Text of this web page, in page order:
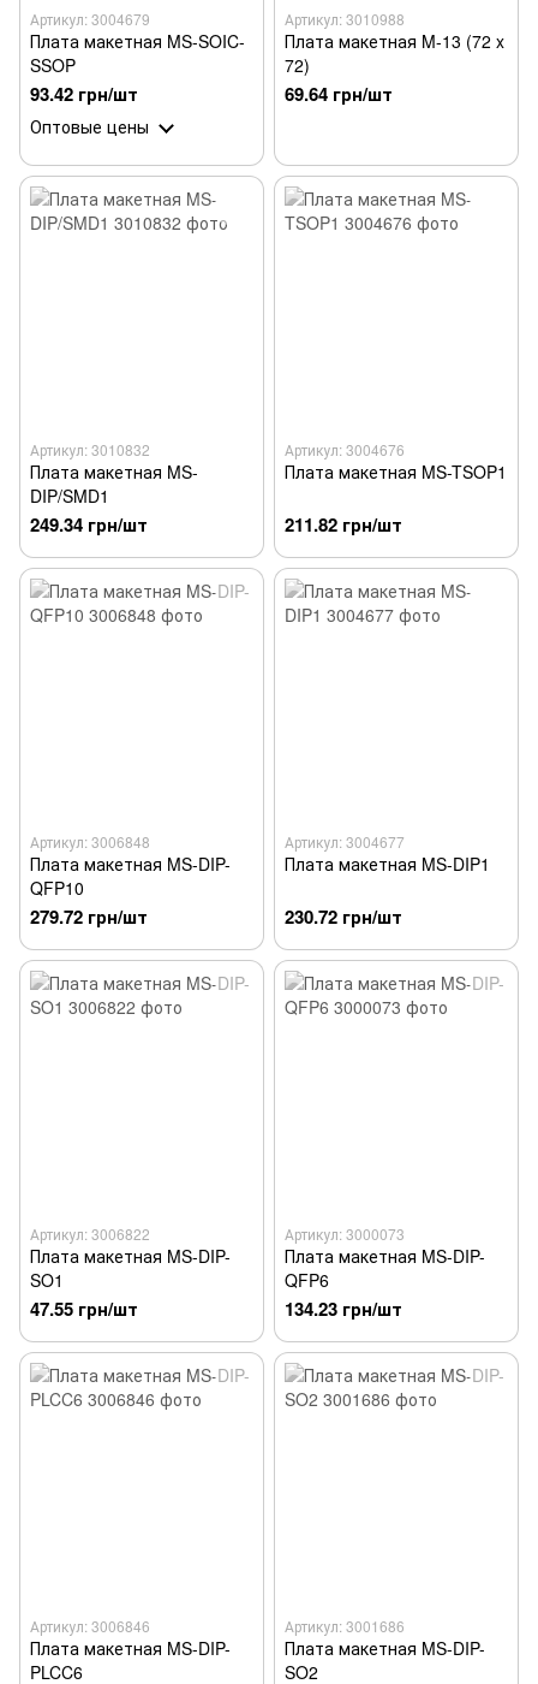
Артикул: 3004679
Плата макетная MS-SOIC-
SSOP
93.42 грн/шт
Оптовые цены
Артикул: 3010988
Плата макетная M-13 (72 x
72)
69.64 грн/шт
Артикул: 3010832
Плата макетная MS-
DIP/SMD1
249.34 грн/шт
Артикул: 3004676
Плата макетная MS-TSOP1
211.82 грн/шт
Артикул: 3006848
Плата макетная MS-DIP-
QFP10
279.72 грн/шт
Артикул: 3004677
Плата макетная MS-DIP1
230.72 грн/шт
Артикул: 3006822
Плата макетная MS-DIP-
SO1
47.55 грн/шт
Артикул: 3000073
Плата макетная MS-DIP-
QFP6
134.23 грн/шт
Артикул: 3006846
Плата макетная MS-DIP-
PLCC6
Артикул: 3001686
Плата макетная MS-DIP-
SO2